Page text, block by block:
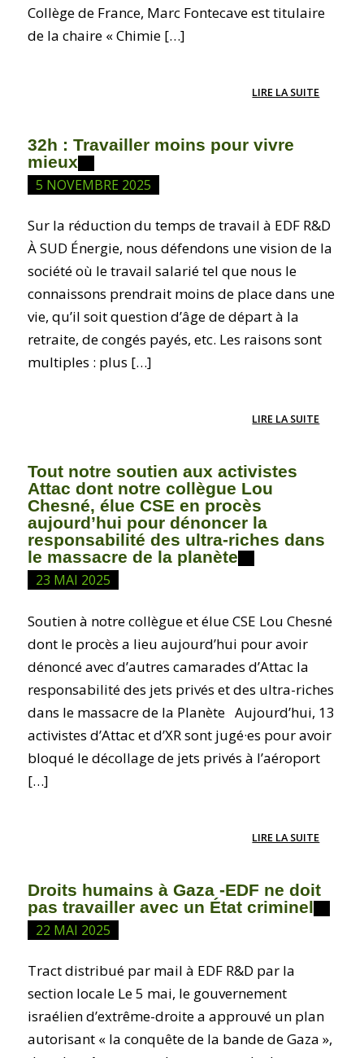
Collège de France, Marc Fontecave est titulaire
de la chaire « Chimie […]
LIRE LA SUITE
32h : Travailler moins pour vivre
mieux
5 NOVEMBRE 2025
Sur la réduction du temps de travail à EDF R&D
À SUD Énergie, nous défendons une vision de la
société où le travail salarié tel que nous le
connaissons prendrait moins de place dans une
vie, qu’il soit question d’âge de départ à la
retraite, de congés payés, etc. Les raisons sont
multiples : plus […]
LIRE LA SUITE
Tout notre soutien aux activistes
Attac dont notre collègue Lou
Chesné, élue CSE en procès
aujourd’hui pour dénoncer la
responsabilité des ultra-riches dans
le massacre de la planète
23 MAI 2025
Soutien à notre collègue et élue CSE Lou Chesné
dont le procès a lieu aujourd’hui pour avoir
dénoncé avec d’autres camarades d’Attac la
responsabilité des jets privés et des ultra-riches
dans le massacre de la Planète Aujourd’hui, 13
activistes d’Attac et d’XR sont jugé·es pour avoir
bloqué le décollage de jets privés à l’aéroport
[…]
LIRE LA SUITE
Droits humains à Gaza -EDF ne doit
pas travailler avec un État criminel
22 MAI 2025
Tract distribué par mail à EDF R&D par la
section locale Le 5 mai, le gouvernement
israélien d’extrême-droite a approuvé un plan
autorisant « la conquête de la bande de Gaza »,